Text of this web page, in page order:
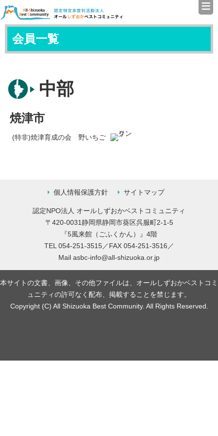
認定特定非営利活動法人（
≡
会員一覧
中部
焼津市
(特非)焼津育成の会 野いちご
個人情報保護方針 サイトマップ
認定NPO法人 オールしずおかベストコミュニティ
〒420-0031静岡県静岡市葵区呉服町2-1-5
『5風来館（ごふくかん）』4階
TEL 054-251-3515／FAX 054-251-3516／
Mail asbc-info@all-shizuoka.or.jp
本サイトの文書、画像、その他ファイルは、オールしずおかベストコミ
ュニティの許可なく配布、掲載することを禁じます。
Copyright (C) All Shizuoka Best Community. All Rights Reserved.